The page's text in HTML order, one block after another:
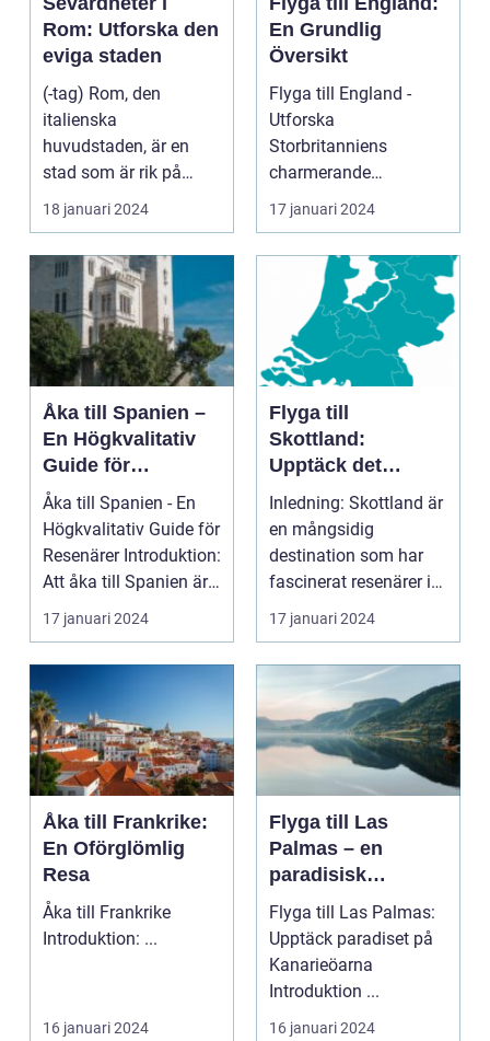
Rom: Utforska den
eviga staden
(-tag) Rom, den
italienska
huvudstaden, är en
stad som är rik på
historia, kultur och
vackra sevärd...
18 januari 2024
En Grundlig
Översikt
Flyga till England -
Utforska
Storbritanniens
charmerande
destinationer
Övergripande
introduktion ...
17 januari 2024
Åka till Spanien –
En Högkvalitativ
Guide för
Resenärer
Åka till Spanien - En
Högkvalitativ Guide för
Resenärer Introduktion:
Att åka till Spanien är
en dr...
17 januari 2024
Flyga till
Skottland:
Upptäck det
Fascinerande
Landet
Inledning: Skottland är
en mångsidig
destination som har
fascinerat resenärer i
århundraden. Med
sin...
17 januari 2024
Åka till Frankrike:
En Oförglömlig
Resa
Åka till Frankrike
Introduktion: ...
16 januari 2024
Flyga till Las
Palmas – en
paradisisk
destination
Flyga till Las Palmas:
Upptäck paradiset på
Kanarieöarna
Introduktion ...
16 januari 2024